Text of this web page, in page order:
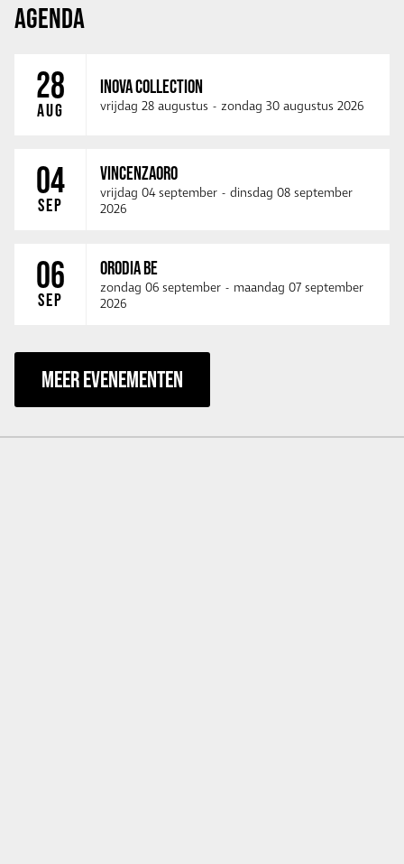
AGENDA
28
AUG
INOVA COLLECTION
vrijdag 28 augustus - zondag 30 augustus 2026
04
SEP
VINCENZAORO
vrijdag 04 september - dinsdag 08 september
2026
06
SEP
ORODIA BE
zondag 06 september - maandag 07 september
2026
MEER EVENEMENTEN